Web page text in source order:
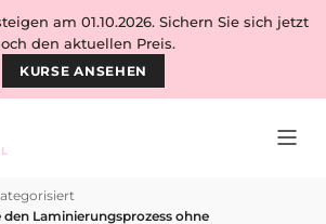
am 01.10.2026. Sichern Sie sich jetzt
den aktuellen Preis.
KURSE ANSEHEN
den Laminierungsprozess ohne